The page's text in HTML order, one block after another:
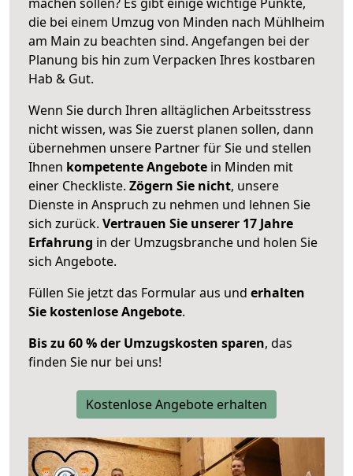
die bei einem Umzug von Minden nach Mühlheim
am Main zu beachten sind. Angefangen bei der
Planung bis hin zum Verpacken Ihres kostbaren
Hab & Gut.
Wenn Sie durch Ihren alltäglichen Arbeitsstress
nicht wissen, was Sie zuerst planen sollen, dann
übernehmen unsere Partner für Sie und stellen
Ihnen kompetente Angebote in Minden mit
einer Checkliste. Zögern Sie nicht, unsere
Dienste in Anspruch zu nehmen und lehnen Sie
sich zurück. Vertrauen Sie unserer 17 Jahre
Erfahrung in der Umzugsbranche und holen Sie
sich Angebote.
Füllen Sie jetzt das Formular aus und erhalten
Sie kostenlose Angebote.
Bis zu 60 % der Umzugskosten sparen, das
finden Sie nur bei uns!
Kostenlose Angebote erhalten